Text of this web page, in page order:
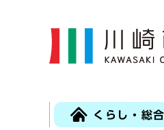
くらし・総合